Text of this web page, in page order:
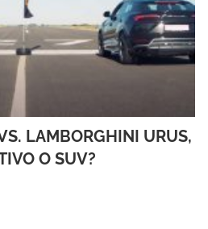
LAMBORGHINI URUS,
O SUV?